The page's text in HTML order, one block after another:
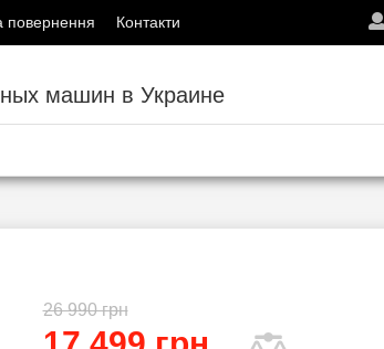
повернення Контакти
машин в Украине
26 990 грн